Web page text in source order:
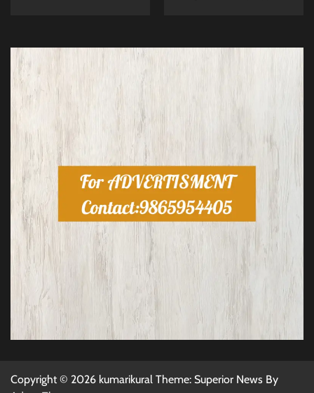
Copyright © 2026 kumarikural Theme: Superior News By